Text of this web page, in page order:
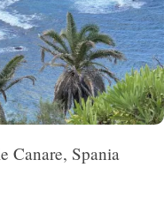
Canare, Spania